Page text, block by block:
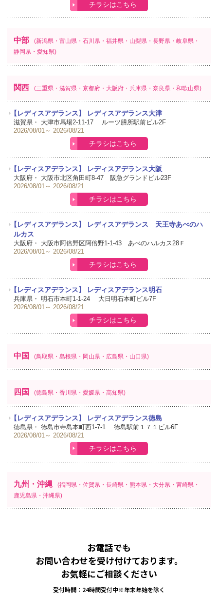
チラシはこちら
中部
(新潟県・富山県・石川県・福井県・山梨県・長野県・岐阜県・
静岡県・愛知県)
関西 (三重県・滋賀県・京都府・大阪府・兵庫県・奈良県・和歌山県)
【レディスアデランス】 レディスアデランス大津
滋賀県・
大津市馬場2-11-17 ルーツ膳所駅前ビル2F
2026/08/01
2026/08/21
チラシはこちら
【レディスアデランス】 レディスアデランス大阪
大阪府・
大阪市北区角田町8-47 阪急グランドビル23F
2026/08/01
2026/08/21
チラシはこちら
【レディスアデランス】 レディスアデランス 天王寺あべのハ
ルカス
大阪府・
大阪市阿倍野区阿倍野1-1-43 あべのハルカス28Ｆ
2026/08/01
2026/08/21
チラシはこちら
【レディスアデランス】 レディスアデランス明石
兵庫県・ 明石市本町1-1-24 大日明石本町ビル7F
2026/08/01
2026/08/21
チラシはこちら
中国 (鳥取県・島根県・岡山県・広島県・山口県)
四国 (徳島県・香川県・愛媛県・高知県)
【レディスアデランス】 レディスアデランス徳島
徳島県・ 徳島市寺島本町西1-7-1 徳島駅前１７１ビル6F
2026/08/01
2026/08/21
チラシはこちら
九州・沖縄
(福岡県・佐賀県・長崎県・熊本県・大分県・宮崎県・
鹿児島県・沖縄県)
お電話でも
お問い合わせを受け付けております。
お気軽にご相談ください
受付時間：24時間受付中※年末年始を除く